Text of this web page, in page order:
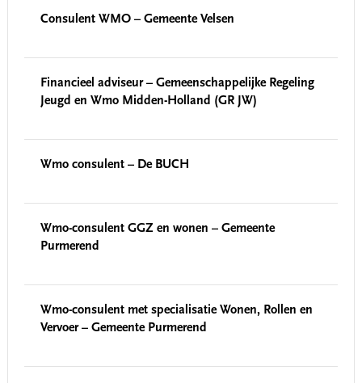
Consulent WMO – Gemeente Velsen
Financieel adviseur – Gemeenschappelijke Regeling
Jeugd en Wmo Midden-Holland (GR JW)
Wmo consulent – De BUCH
Wmo-consulent GGZ en wonen – Gemeente
Purmerend
Wmo-consulent met specialisatie Wonen, Rollen en
Vervoer – Gemeente Purmerend